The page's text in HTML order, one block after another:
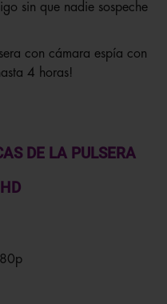
sin que nadie sospeche
con cámara espía con
4 horas!
DE LA PULSERA